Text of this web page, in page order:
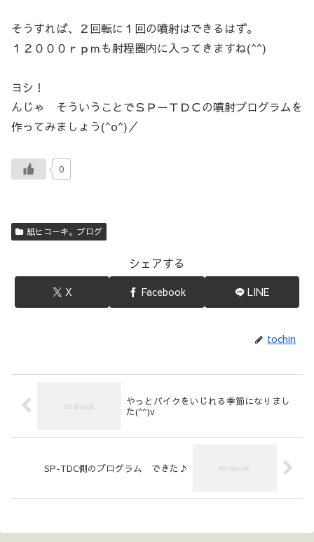
そうすれば、２回転に１回の噴射はできるはず。
１２０００ｒｐｍも射程圏内に入ってきますね(^^)
ヨシ！
んじゃ そういうことでＳＰ－ＴＤＣの噴射プログラムを
作ってみましょう(^o^)／
0
紙ヒコーキ。ブログ
シェアする
X Facebook LINE
tochin
やっとバイクをいじれる季節になりまし
た(^^)v
SP-TDC側のプログラム できた♪